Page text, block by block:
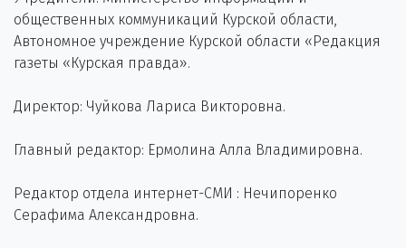
общественных коммуникаций Курской области,
Автономное учреждение Курской области «Редакция
газеты «Курская правда».
Директор: Чуйкова Лариса Викторовна.
Главный редактор: Ермолина Алла Владимировна.
Редактор отдела интернет-СМИ : Нечипоренко
Серафима Александровна.